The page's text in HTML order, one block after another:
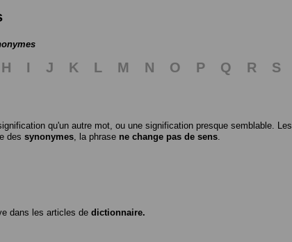
H I J K L M N O P Q R S
qu'un autre mot, ou une signification presque semblable. Les
des synonymes , la phrase ne change pas de sens
dans les articles de dictionnaire.